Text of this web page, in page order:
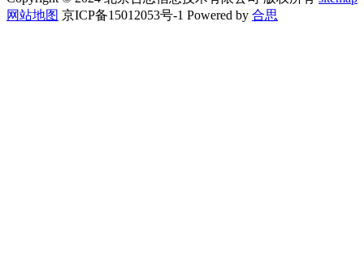
网站地图 京ICP备15012053号-1 Powered by 合思